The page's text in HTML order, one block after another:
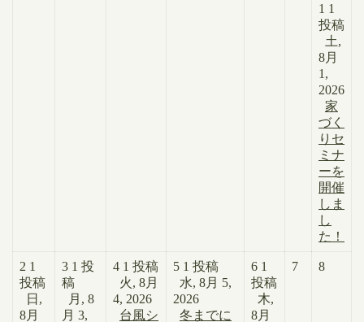
1 1
投稿
土,
8月
1,
2026
家
づく
りセ
ミナ
ーを
開催
しま
し
た！
2 1
投稿
日,
8月
3 1 投
稿
月, 8
月 3,
4 1 投稿
火, 8月
4, 2026
台風シ
5 1 投稿
水, 8月 5,
2026
冬までに
6 1
投稿
木,
8月
7 8